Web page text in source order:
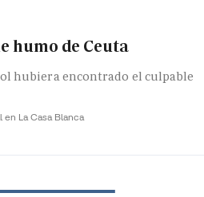
humo de Ceuta
hubiera encontrado el culpable
en La Casa Blanca